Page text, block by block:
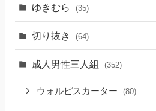
ゆきむら (35)
切り抜き (64)
成人男性三人組 (352)
ウォルピスカーター (80)